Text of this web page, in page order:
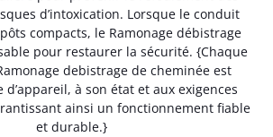
d’intoxication. Lorsque le conduit
compacts, le Ramonage débistrage
pour restaurer la sécurité. {Chaque
debistrage de cheminée est
à son état et aux exigences
ainsi un fonctionnement fiable
et durable.}